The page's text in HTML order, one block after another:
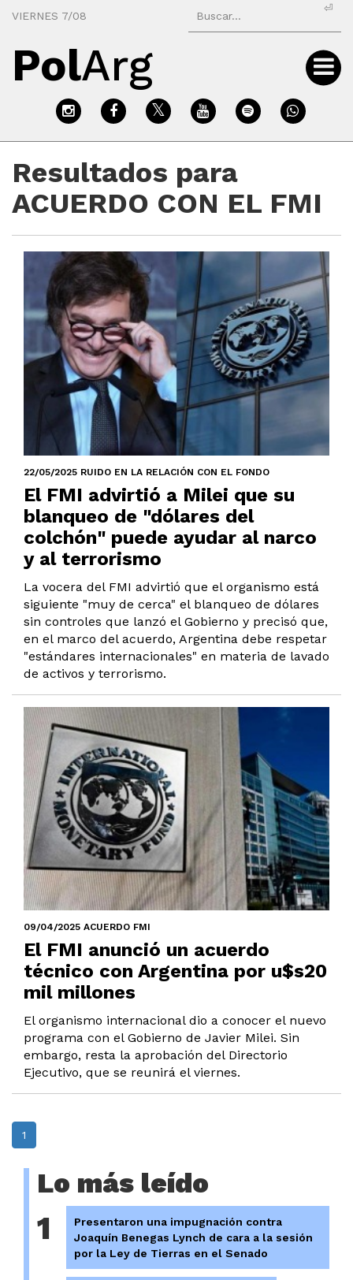
VIERNES 7/08
⏎
PolArg
Resultados para
ACUERDO CON EL FMI
22/05/2025 RUIDO EN LA RELACIÓN CON EL FONDO
El FMI advirtió a Milei que su
blanqueo de "dólares del
colchón" puede ayudar al narco
y al terrorismo
La vocera del FMI advirtió que el organismo está
siguiente "muy de cerca" el blanqueo de dólares
sin controles que lanzó el Gobierno y precisó que,
en el marco del acuerdo, Argentina debe respetar
"estándares internacionales" en materia de lavado
de activos y terrorismo.
09/04/2025 ACUERDO FMI
El FMI anunció un acuerdo
técnico con Argentina por u$s20
mil millones
El organismo internacional dio a conocer el nuevo
programa con el Gobierno de Javier Milei. Sin
embargo, resta la aprobación del Directorio
Ejecutivo, que se reunirá el viernes.
1
Lo más leído
1
Presentaron una impugnación contra
Joaquín Benegas Lynch de cara a la sesión
por la Ley de Tierras en el Senado